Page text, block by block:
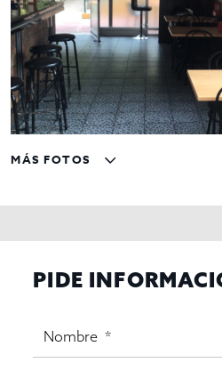
MÁS FOTOS
PIDE